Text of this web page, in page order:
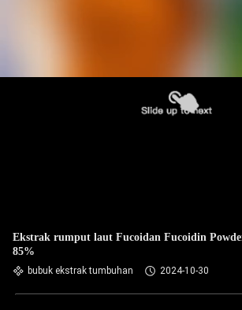
Ekstrak rumput laut Fucoidan Fucoidin
85%
bubuk ekstrak tumbuhan 2024-10-30